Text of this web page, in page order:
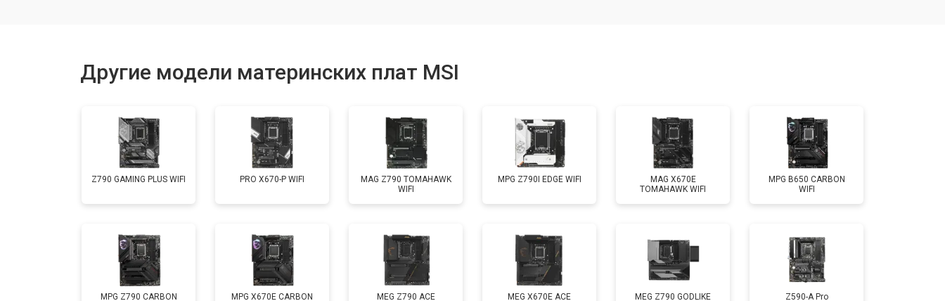
Другие модели материнских плат MSI
Z790 GAMING PLUS WIFI PRO X670-P WIFI
MAG Z790 TOMAHAWK
WIFI
MPG Z790I EDGE WIFI
MAG X670E
TOMAHAWK WIFI
MPG B650 CARBON
WIFI
MPG Z790 CARBON
MPG X670E CARBON
MEG Z790 ACE MEG X670E ACE MEG Z790 GODLIKE Z590-A Pro